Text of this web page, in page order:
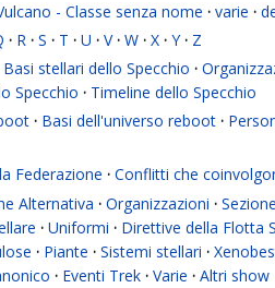
- Classe senza nome · varie ·
· R · S · T · U · V · W · X · Y · Z
Basi stellari dello Specchio ·
Specchio · Timeline dello Specchio
· Basi dell'universo reboot ·
Federazione · Conflitti che
Alternativa · Organizzazioni ·
· Uniformi · Direttive della Flotta
· Piante · Sistemi stellari ·
· Eventi Trek · Varie · Altri show